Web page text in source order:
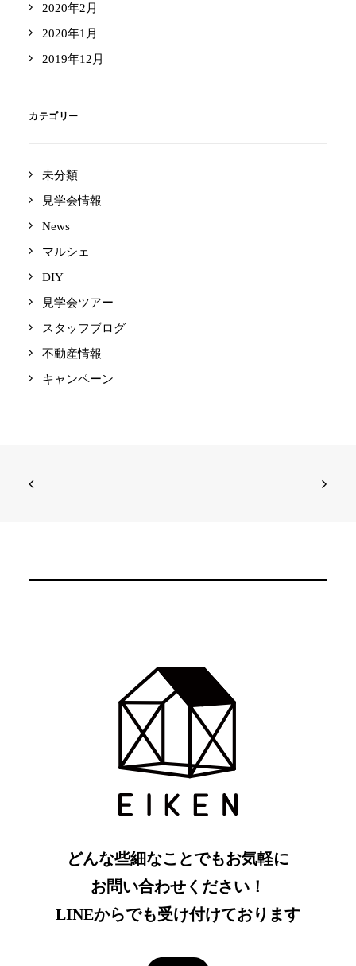
2020年2月
2020年1月
2019年12月
カテゴリー
未分類
見学会情報
News
マルシェ
DIY
見学会ツアー
スタッフブログ
不動産情報
キャンペーン
どんな些細なことでもお気軽に
お問い合わせください！
LINEからでも受け付けております